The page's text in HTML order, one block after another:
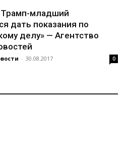
младший
дать показания по
делу» — Агентство
- 30.08.2017 0